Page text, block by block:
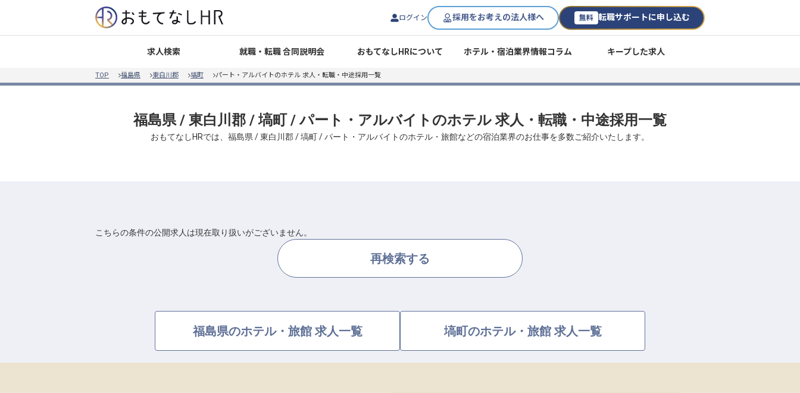
ログイン 採用をお考えの法人様へ 無料 転職サポートに申し込む
求人検索 就職・転職 合同説明会 おもてなしHRについて ホテル・宿泊業界情報コラム キープした求人
TOP 福島県 東白川郡 塙町 パート・アルバイトのホテル 求人・転職・中途採用一覧
福島県 / 東白川郡 / 塙町 / パート・アルバイトのホテル 求人・転職・中途採用一覧
おもてなしHRでは、福島県 / 東白川郡 / 塙町 / パート・アルバイトのホテル・旅館などの宿泊業界のお仕事を多数ご紹介いたします。
こちらの条件の公開求人は現在取り扱いがございません。
再検索する
福島県のホテル・旅館 求人一覧 塙町のホテル・旅館 求人一覧